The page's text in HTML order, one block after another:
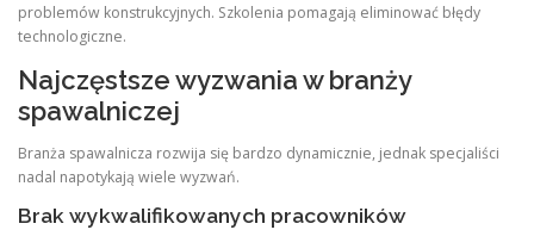
problemów konstrukcyjnych. Szkolenia pomagają eliminować błędy
technologiczne.
Najczęstsze wyzwania w branży
spawalniczej
Branża spawalnicza rozwija się bardzo dynamicznie, jednak specjaliści
nadal napotykają wiele wyzwań.
Brak wykwalifikowanych pracowników